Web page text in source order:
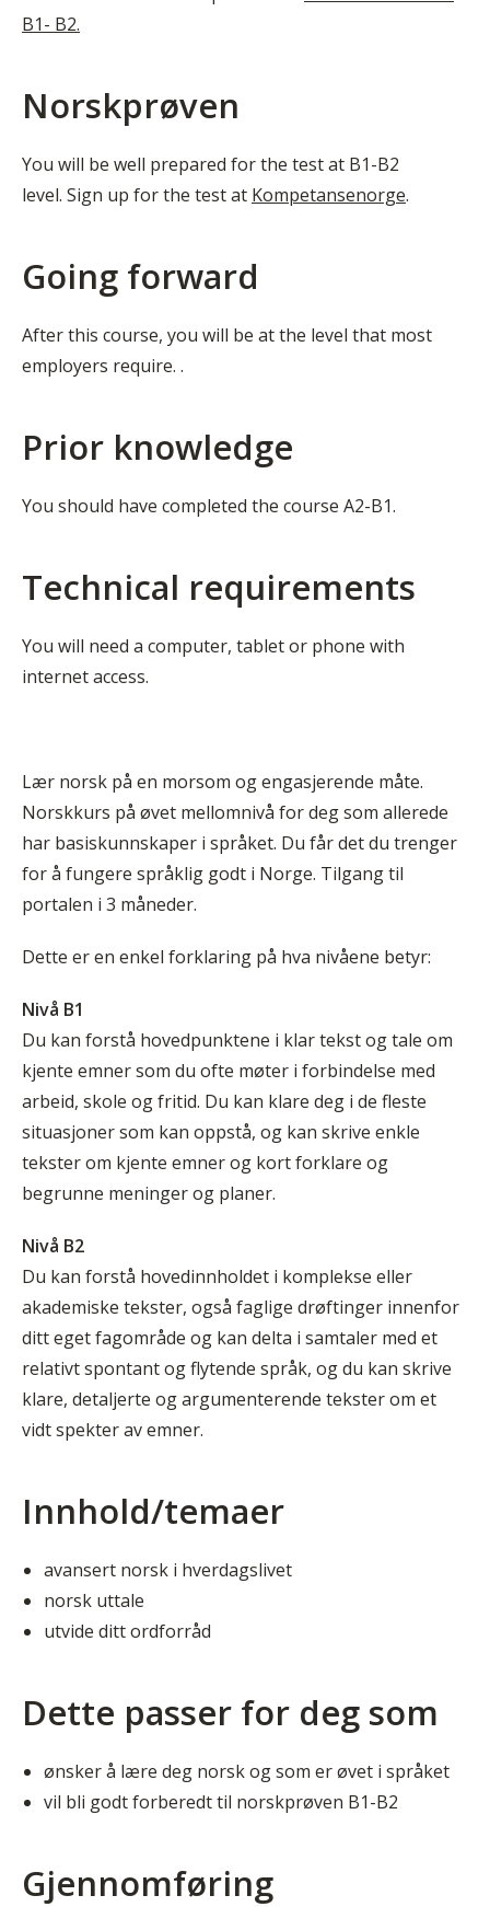
B1- B2.
Norskprøven
You will be well prepared for the test at B1-B2
level. Sign up for the test at Kompetansenorge.
Going forward
After this course, you will be at the level that most
employers require. .
Prior knowledge
You should have completed the course A2-B1.
Technical requirements
You will need a computer, tablet or phone with
internet access.
Lær norsk på en morsom og engasjerende måte.
Norskkurs på øvet mellomnivå for deg som allerede
har basiskunnskaper i språket. Du får det du trenger
for å fungere språklig godt i Norge. Tilgang til
portalen i 3 måneder.
Dette er en enkel forklaring på hva nivåene betyr:
Nivå B1
Du kan forstå hovedpunktene i klar tekst og tale om
kjente emner som du ofte møter i forbindelse med
arbeid, skole og fritid. Du kan klare deg i de fleste
situasjoner som kan oppstå, og kan skrive enkle
tekster om kjente emner og kort forklare og
begrunne meninger og planer.
Nivå B2
Du kan forstå hovedinnholdet i komplekse eller
akademiske tekster, også faglige drøftinger innenfor
ditt eget fagområde og kan delta i samtaler med et
relativt spontant og flytende språk, og du kan skrive
klare, detaljerte og argumenterende tekster om et
vidt spekter av emner.
Innhold/temaer
avansert norsk i hverdagslivet
norsk uttale
utvide ditt ordforråd
Dette passer for deg som
ønsker å lære deg norsk og som er øvet i språket
vil bli godt forberedt til norskprøven B1-B2
Gjennomføring